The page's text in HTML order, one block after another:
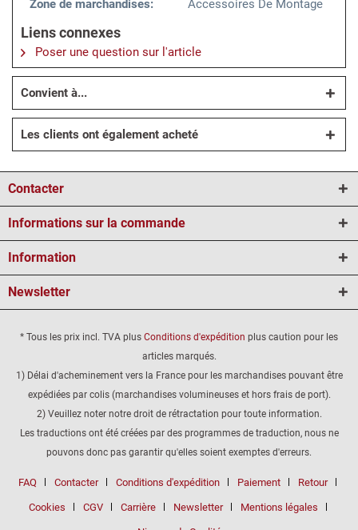
Zone de marchandises: Accessoires De Montage
Liens connexes
Poser une question sur l'article
Convient à...
Les clients ont également acheté
Contacter
Informations sur la commande
Information
Newsletter
* Tous les prix incl. TVA plus Conditions d'expédition plus caution pour les
articles marqués.
1) Délai d'acheminement vers la France pour les marchandises pouvant être
expédiées par colis (marchandises volumineuses et hors frais de port).
2) Veuillez noter notre droit de rétractation pour toute information.
Les traductions ont été créées par des programmes de traduction, nous ne
pouvons donc pas garantir qu'elles soient exemptes d'erreurs.
FAQ Contacter Conditions d'expédition Paiement Retour
Cookies CGV Carrière Newsletter Mentions légales